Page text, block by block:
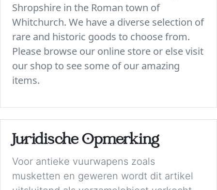
Shropshire in the Roman town of
Whitchurch. We have a diverse selection of
rare and historic goods to choose from.
Please browse our online store or else visit
our shop to see some of our amazing
items.
Juridische Opmerking
Voor antieke vuurwapens zoals
musketten en geweren wordt dit artikel